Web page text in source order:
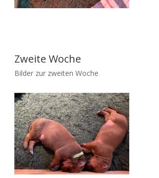
Zweite Woche
Bilder zur zweiten Woche